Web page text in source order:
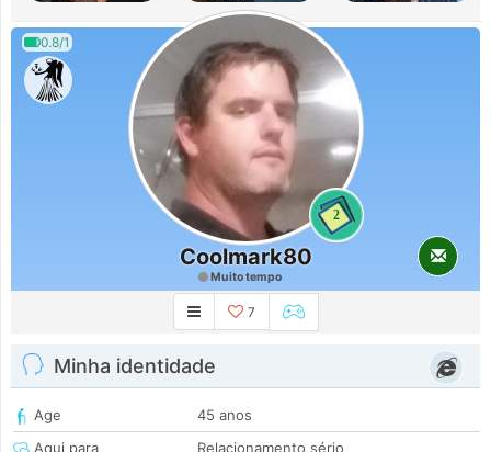
0.8/1
2
Coolmark80
Muito tempo
7
Minha identidade
Age
45 anos
Aqui para
Relacionamento sério